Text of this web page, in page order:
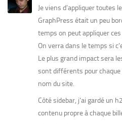
Je viens d’appliquer toutes
GraphPress était un peu
temps on peut appliquer
On verra dans le temps si
Le plus grand impact sera
sont différents pour chaque
nom du site.
Côté sidebar, j’ai gardé un
contenu propre à chaque